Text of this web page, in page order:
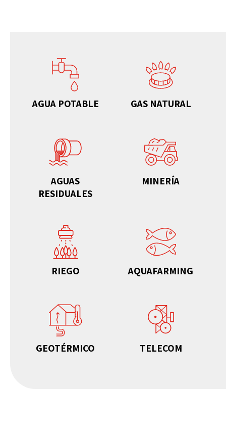
AGUA POTABLE GAS NATURAL
AGUAS
RESIDUALES
MINERÍA
RIEGO AQUAFARMING
GEOTÉRMICO TELECOM